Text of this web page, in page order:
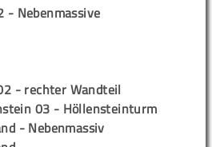
- Nebenmassive
- rechter Wandteil
03 - Höllensteinturm
- Nebenmassiv